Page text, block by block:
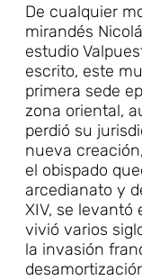
De cualquier
mirandés
estudio
escrito, este
primera sede
zona oriental,
perdió su
nueva
el obispado
arcedianato y
XIV, se levantó
vivió varios
la invasión